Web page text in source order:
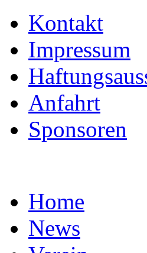
Kontakt
Impressum
Anfahrt
Sponsoren
Home
News